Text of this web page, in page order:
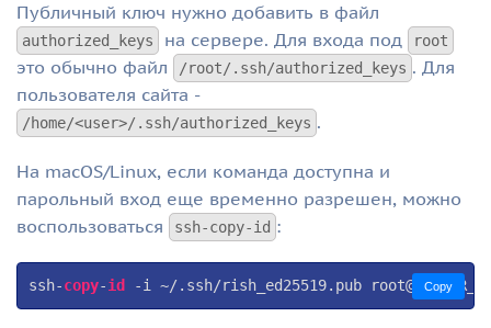
Публичный ключ нужно добавить в файл
authorized_keys на сервере. Для входа под root
это обычно файл /root/.ssh/authorized_keys . Для
пользователя сайта -
/home/<user>/.ssh/authorized_keys .
На macOS/Linux, если команда доступна и
парольный вход еще временно разрешен, можно
воспользоваться
ssh-copy-id :
ssh-copy-id -i ~/.ssh/rish_ed25519.pub Copy